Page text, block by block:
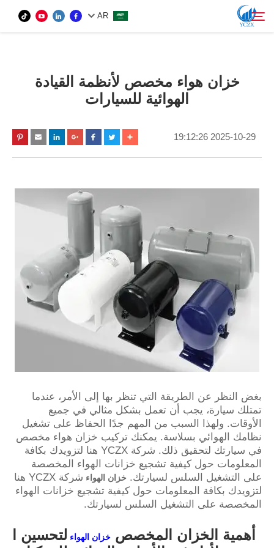
AR
اتصل بنا
بحث
خزان هواء مخصص لأنظمة القيادة
الهوائية للسيارات
2025-10-29 19:12:26
بغض النظر عن الطريقة التي تنظر بها إلى الأمر، عندما
تمتلك سيارة، يجب أن تعمل بشكل مثالي في جميع
الأوقات. ولهذا السبب من المهم جدًا الحفاظ على تشغيل
نظامك الهوائي بسلاسة. يمكنك تركيب خزان هواء مخصص
في سيارتك لتحقيق ذلك. شركة YCZX هنا لتزويدك بكافة
المعلومات حول كيفية تشجيع خزانات الهواء المخصصة
على التشغيل السلس لسيارتك. خزان الهواء
شركة YCZX هنا
لتزويدك بكافة المعلومات حول كيفية تشجيع خزانات الهواء
المخصصة على التشغيل السلس لسيارتك.
أهمية الخزان المخصص خزان الهواء لتحسين ا